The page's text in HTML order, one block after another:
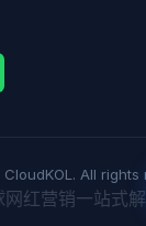
All rights
网红营销一站式